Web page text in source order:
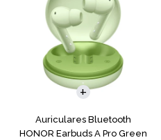
Auriculares Bluetooth
HONOR Earbuds A Pro Green